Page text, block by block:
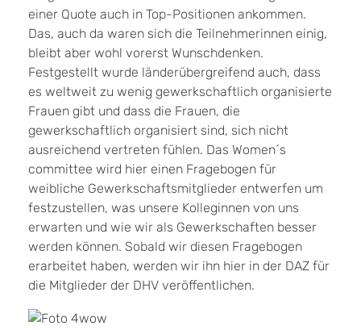
einer Quote auch in Top-Positionen ankommen.
Das, auch da waren sich die Teilnehmerinnen einig,
bleibt aber wohl vorerst Wunschdenken.
Festgestellt wurde länderübergreifend auch, dass
es weltweit zu wenig gewerkschaftlich organisierte
Frauen gibt und dass die Frauen, die
gewerkschaftlich organisiert sind, sich nicht
ausreichend vertreten fühlen. Das Women´s
committee wird hier einen Fragebogen für
weibliche Gewerkschaftsmitglieder entwerfen um
festzustellen, was unsere Kolleginnen von uns
erwarten und wie wir als Gewerkschaften besser
werden können. Sobald wir diesen Fragebogen
erarbeitet haben, werden wir ihn hier in der DAZ für
die Mitglieder der DHV veröffentlichen.